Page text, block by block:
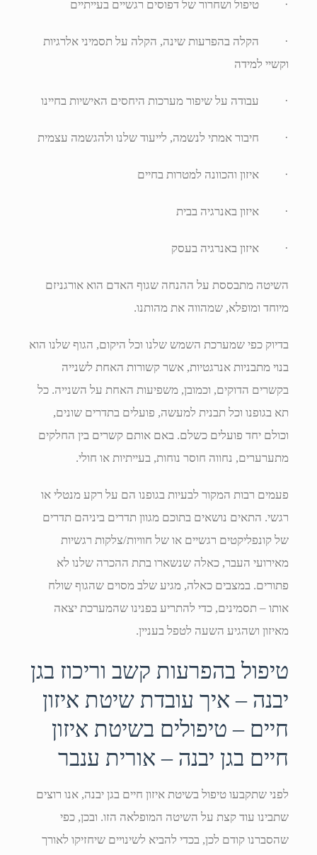
· טיפול ושחרור של דפוסים רגשיים בעייתיים
· הקלה בהפרעות שינה, הקלה על תסמיני אלרגיות
וקשיי למידה
· עבודה על שיפור מערכות היחסים האישיות בחיינו
· חיבור אמתי לנשמה, לייעוד שלנו ולהגשמה עצמית
· איזון והכוונה למטרות בחיים
· איזון באנרגיה בבית
· איזון באנרגיה בעסק
השיטה מתבססת על ההנחה שגוף האדם הוא אורגניזם
מיוחד ומופלא, שמהווה את מהותנו.
בדיוק כפי שמערכת השמש שלנו וכל היקום, הגוף שלנו הוא
בנוי מתבניות אנרגטיות, אשר קשורות האחת לשנייה
בקשרים הדוקים, וכמובן, משפיעות האחת על השנייה. כל
תא בגופנו וכל תבנית למעשה, פועלים בתדרים שונים,
וכולם יחד פועלים כשלם. באם אותם קשרים בין החלקים
מתערערים, נחווה חוסר נוחות, בעייתיות או חולי.
פעמים רבות המקור לבעיות בגופנו הם על רקע מנטלי או
רגשי. התאים נושאים בתוכם מגוון תדרים ביניהם תדרים
של קונפליקטים רגשיים או של חוויות/צלקות רגשיות
מאירועי העבר, כאלה שנשארו בתת ההכרה שלנו לא
פתורים. במצבים כאלה, מגיע שלב מסוים שהגוף שולח
אותו – תסמינים, כדי להתריע בפנינו שהמערכת יצאה
מאיזון ושהגיע השעה לטפל בעניין.
טיפול בהפרעות קשב וריכוז בגן
יבנה – איך עובדת שיטת איזון
חיים – טיפולים בשיטת איזון
חיים בגן יבנה – אורית ענבר
לפני שתקבעו טיפול בשיטת איזון חיים בגן יבנה, אנו רוצים
שתבינו עוד קצת על השיטה המופלאה הזו. ובכן, כפי
שהסברנו קודם לכן, בכדי להביא לשינויים שיחזיקו לאורך